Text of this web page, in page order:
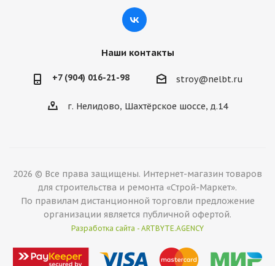
Наши контакты
+7 (904) 016-21-98 stroy@nelbt.ru
г. Нелидово, Шахтёрское шоссе, д.14
2026 © Все права защищены. Интернет-магазин товаров
для строительства и ремонта «Строй-Маркет».
По правилам дистанционной торговли предложение
организации является публичной офертой.
Разработка сайта - ARTBYTE.AGENCY